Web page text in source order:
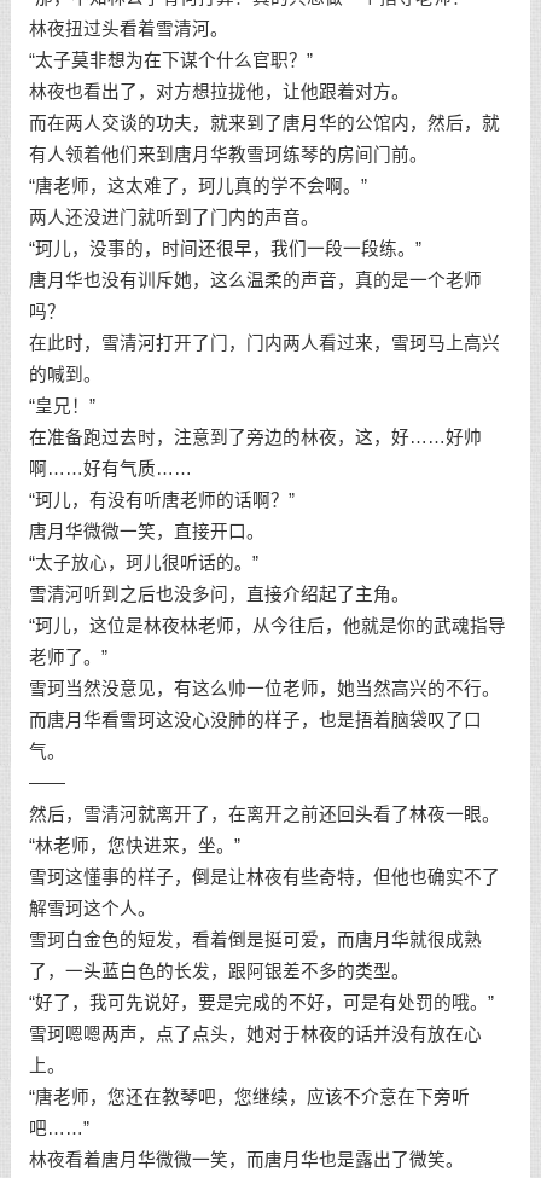
林夜扭过头看着雪清河。
“太子莫非想为在下谋个什么官职？”
林夜也看出了，对方想拉拢他，让他跟着对方。
而在两人交谈的功夫，就来到了唐月华的公馆内，然后，就
有人领着他们来到唐月华教雪珂练琴的房间门前。
“唐老师，这太难了，珂儿真的学不会啊。”
两人还没进门就听到了门内的声音。
“珂儿，没事的，时间还很早，我们一段一段练。”
唐月华也没有训斥她，这么温柔的声音，真的是一个老师
吗？
在此时，雪清河打开了门，门内两人看过来，雪珂马上高兴
的喊到。
“皇兄！”
在准备跑过去时，注意到了旁边的林夜，这，好……好帅
啊……好有气质……
“珂儿，有没有听唐老师的话啊？”
唐月华微微一笑，直接开口。
“太子放心，珂儿很听话的。”
雪清河听到之后也没多问，直接介绍起了主角。
“珂儿，这位是林夜林老师，从今往后，他就是你的武魂指导
老师了。”
雪珂当然没意见，有这么帅一位老师，她当然高兴的不行。
而唐月华看雪珂这没心没肺的样子，也是捂着脑袋叹了口
气。
——
然后，雪清河就离开了，在离开之前还回头看了林夜一眼。
“林老师，您快进来，坐。”
雪珂这懂事的样子，倒是让林夜有些奇特，但他也确实不了
解雪珂这个人。
雪珂白金色的短发，看着倒是挺可爱，而唐月华就很成熟
了，一头蓝白色的长发，跟阿银差不多的类型。
“好了，我可先说好，要是完成的不好，可是有处罚的哦。”
雪珂嗯嗯两声，点了点头，她对于林夜的话并没有放在心
上。
“唐老师，您还在教琴吧，您继续，应该不介意在下旁听
吧……”
林夜看着唐月华微微一笑，而唐月华也是露出了微笑。